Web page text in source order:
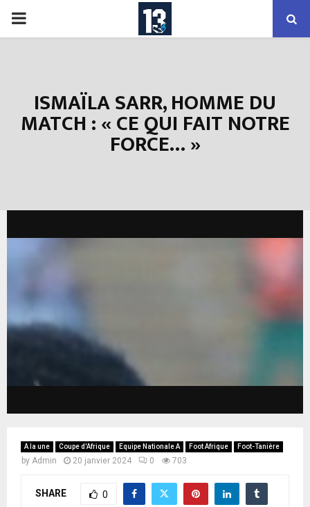
PRIMARY
ISMAÏLA SARR, HOMME DU
MATCH : « CE QUI FAIT NOTRE
FORCE… »
A la une Coupe d'Afrique Equipe Nationale A Foot Afrique Foot-Tanière
by Admin 20 janvier 2024 0 703
SHARE 0